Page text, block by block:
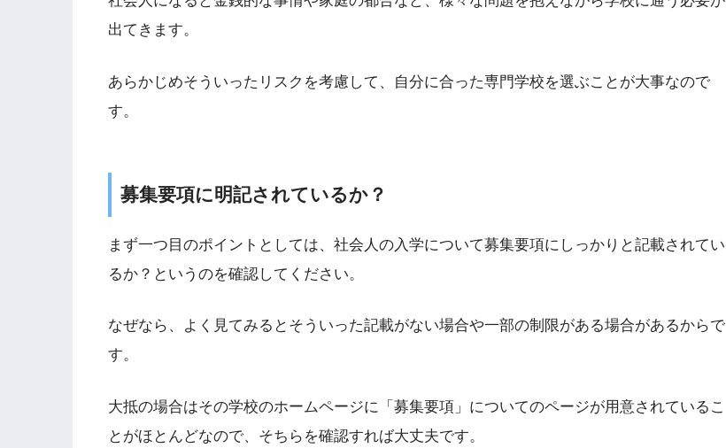
出てきます。
あらかじめそういったリスクを考慮して、自分に合った専門学校を選ぶことが大事なので
す。
募集要項に明記されているか？
まず一つ目のポイントとしては、社会人の入学について募集要項にしっかりと記載されてい
るか？というのを確認してください。
なぜなら、よく見てみるとそういった記載がない場合や一部の制限がある場合があるからで
す。
大抵の場合はその学校のホームページに「募集要項」についてのページが用意されているこ
とがほとんどなので、そちらを確認すれば大丈夫です。